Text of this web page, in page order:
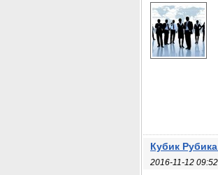
Кубик
2016-11-12 09:52